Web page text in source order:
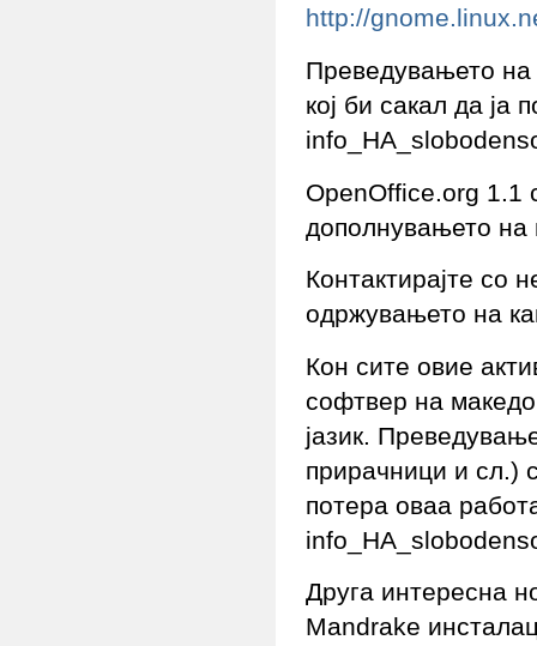
http://
Преведувањето на
кој би сакал да ја
OpenOffice.org 1.1
дополнувањето на
Контактирајте со
одржувањето на
Кон сите овие
софтвер на
јазик.
прирачници и сл.)
потера оваа
Друга интересна
Mandrake